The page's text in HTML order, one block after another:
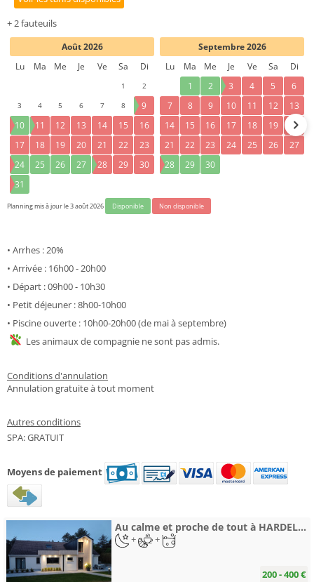
+ 2 fauteuils
Août 2026
Lu
Ma Me Je Ve Sa Di
1
2
3
4 5 6 7 8
9
10
11 12 13 14 15
16
17
18 19 20 21 22
23
24
25 26 27 28 29
30
31
Septembre 2026
Lu
Ma Me Je Ve Sa
Di
1
2 3 4 5
6
7
8 9 10 11 12
13
14
15 16 17 18 19
20
21
22 23 24 25 26
27
28
29 30
Planning mis à jour le 3 août 2026 Disponible Non disponible
• Arrhes : 20%
• Arrivée : 16h00 - 20h00
• Départ : 09h00 - 10h30
• Petit déjeuner : 8h00-10h00
• Piscine ouverte : 10h00-20h00 (de mai à septembre)
Les animaux de compagnie ne sont pas admis.
Conditions d'annulation
Annulation gratuite à tout moment
Autres conditions
SPA: GRATUIT
Moyens de paiement
Au calme et proche de tout à HARDELOT
200 - 400 €
+ +